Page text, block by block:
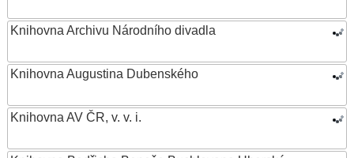
Knihovna Archivu Národního divadla
Knihovna Augustina Dubenského
Knihovna AV ČR, v. v. i.